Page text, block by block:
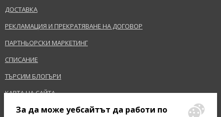
ДОСТАВКА
РЕКЛАМАЦИЯ И ПРЕКРАТЯВАНЕ НА ДОГОВОР
ПАРТНЬОРСКИ МАРКЕТИНГ
СПИСАНИЕ
ТЪРСИМ БЛОГЪРИ
КАРТА НА САЙТА
За да може уебсайтът да работи по